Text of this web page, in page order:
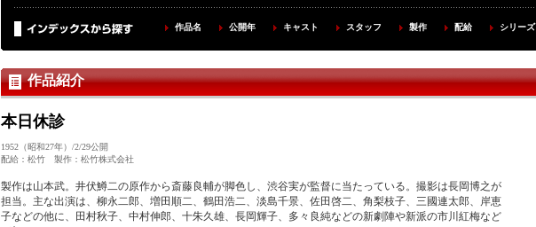
作品名 公開年 キャスト スタッフ 製作 配給 シリーズ
作品紹介
本日休診
1952（昭和27年）/2/29公開
配給：松竹 製作：松竹株式会社
製作は山本武。井伏鱒二の原作から斎藤良輔が脚色し、渋谷実が監督に当たっている。撮影は長岡博之が
担当。主な出演は、柳永二郎、増田順二、鶴田浩二、淡島千景、佐田啓二、角梨枝子、三國連太郎、岸恵
子などの他に、田村秋子、中村伸郎、十朱久雄、長岡輝子、多々良純などの新劇陣や新派の市川紅梅など